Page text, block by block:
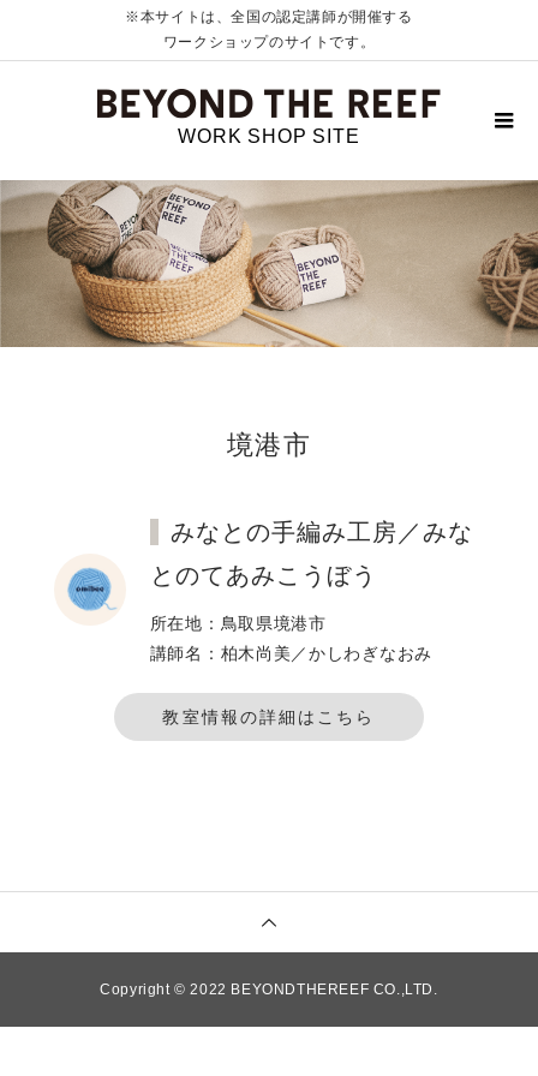
※本サイトは、全国の認定講師が開催する
ワークショップのサイトです。
WORK SHOP SITE
境港市
みなとの手編み工房／みな
とのてあみこうぼう
所在地：鳥取県境港市
講師名：柏木尚美／かしわぎなおみ
教室情報の詳細はこちら
Copyright © 2022 BEYONDTHEREEF CO.,LTD.